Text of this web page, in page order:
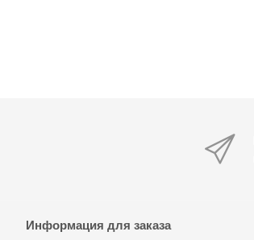
Информация для заказа